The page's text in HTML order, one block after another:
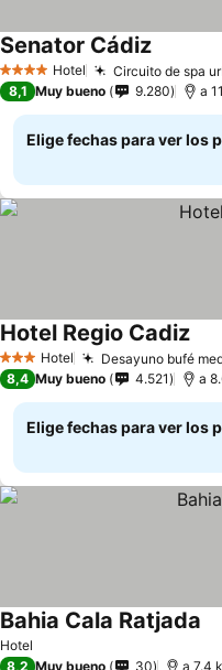
4 EstrellasHotel Circuito de spa
Senator Cádiz
8,1 Muy bueno 9.280 a
Elige fechas para ver los
3 Estrellas
Hotel Desayuno bufé
Hotel Regio Cadiz
8,4 Muy bueno 4.521 a
Elige fechas para ver los
Hotel
Bahia Cala Ratjada
8,2 Muy bueno 30 a 7.4